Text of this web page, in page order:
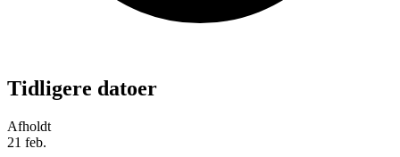
Tidligere datoer
Afholdt
21 feb.